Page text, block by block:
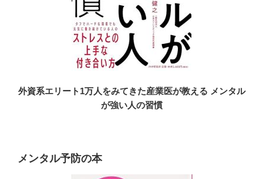
外資系エリート1万人をみてきた産業医が教える メンタル
が強い人の習慣
メンタル予防の本